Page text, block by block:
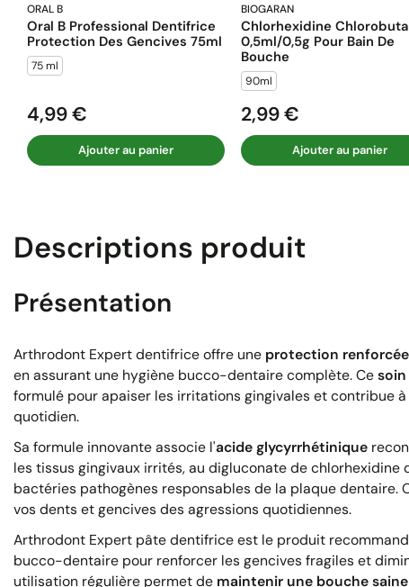
ORAL B
Oral B Professional Dentifrice
Protection Des Gencives 75ml
75 ml
Prix
4,99 €
Ajouter au panier
BIOGARAN
Chlorhexidine
0,5ml/0,5g Pour Bain De
Bouche
90ml
Prix
2,99 €
Ajouter au panier
Descriptions produit
Présentation
Arthrodont Expert dentifrice offre une protection renforcée
en assurant une hygiène bucco-dentaire complète. Ce
formulé pour apaiser les irritations gingivales et contribue
quotidien.
Sa formule innovante associe l'acide glycyrrhétinique
les tissus gingivaux irrités, au digluconate de
bactéries pathogènes responsables de la plaque dentaire.
vos dents et gencives des agressions quotidiennes.
Arthrodont Expert pâte dentifrice est le produit
bucco-dentaire pour renforcer les gencives fragiles et
utilisation régulière permet de maintenir une bouche saine